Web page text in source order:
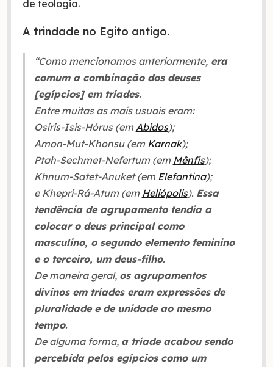
de teologia.
A trindade no Egito antigo.
“Como mencionamos anteriormente,era
comum a combinação dos deuses
[egípcios] em tríades.
Entre muitas as mais usuais eram:
Osíris-Isis-Hórus (em Abidos);
Amon-Mut-Khonsu (em Karnak);
Ptah-Sechmet-Nefertum (em Mênfis);
Khnum-Satet-Anuket (em Elefantina);
e Khepri-Rá-Atum (em Heliópolis). Essa
tendência de agrupamento tendia a
colocar o deus principal como
masculino, o segundo elemento feminino
e o terceiro, um deus-filho.
De maneira geral, os agrupamentos
divinos em tríades eram expressões de
pluralidade e de unidade ao mesmo
tempo.
De alguma forma, a tríade acabou sendo
percebida pelos egípcios como um